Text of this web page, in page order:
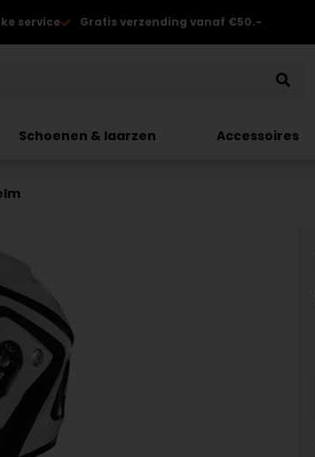
service Gratis verzending vanaf €50.-
Schoenen & laarzen Accessoires